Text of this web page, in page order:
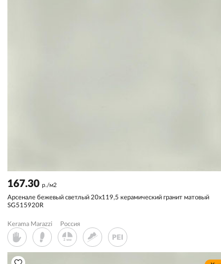
167.30 р./м2
Арсенале бежевый светлый 20x119,5 керамический гранит матовый
SG515920R
Kerama Marazzi Россия